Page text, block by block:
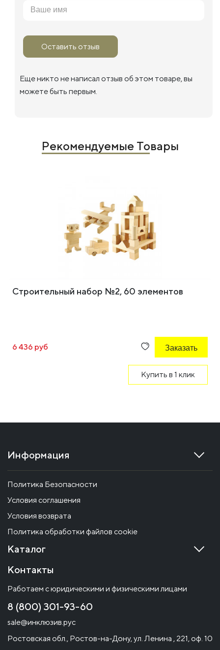
Оставить отзыв
Еще никто не написал отзыв об этом товаре, вы
можете быть первым.
Рекомендуемые Товары
Строительный набор №2, 60 элементов
6 436 руб Заказать
Купить в 1 клик
Информация
Политика Безопасности
Условия соглашения
Условия возврата
Политика обработки файлов cookie
Каталог
Контакты
Работаем с юридическими и физическими лицами
8 (800) 301-93-60
sale@инклюзив.рус
Ростовская обл., Ростов-на-Дону, ул. Ленина , 221, оф. 10